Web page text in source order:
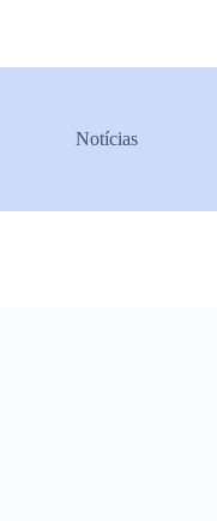
conteúdo
Notícias